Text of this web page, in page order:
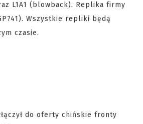
L1A1 (blowback). Replika firmy
Wszystkie repliki będą
czasie.
do oferty chińskie fronty